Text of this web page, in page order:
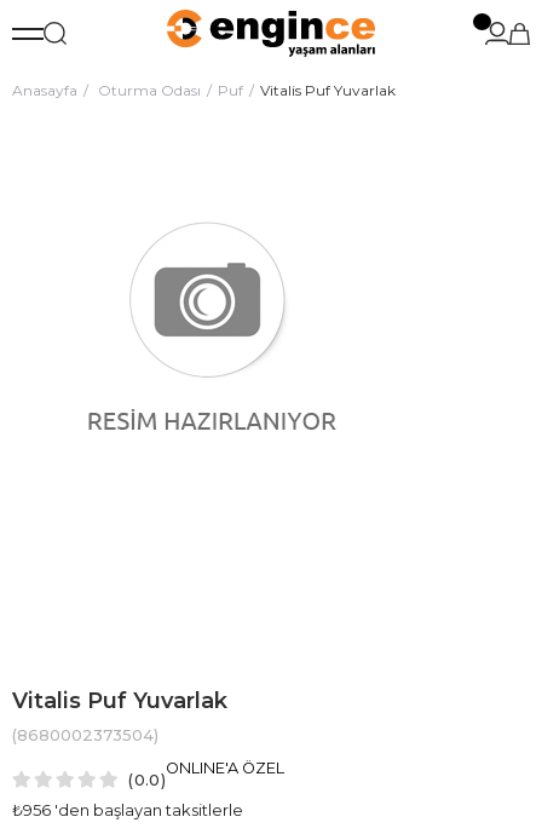
Anasayfa Oturma Odası Puf Vitalis Puf Yuvarlak
Vitalis Puf Yuvarlak
(8680002373504)
0.0
₺956 'den başlayan taksitlerle
ONLINE'A ÖZEL